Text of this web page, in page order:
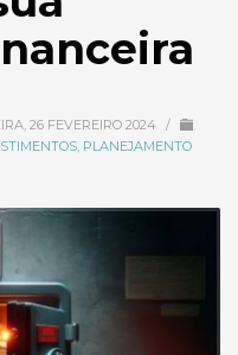
26 FEVEREIRO 2024 /
PLANEJAMENTO